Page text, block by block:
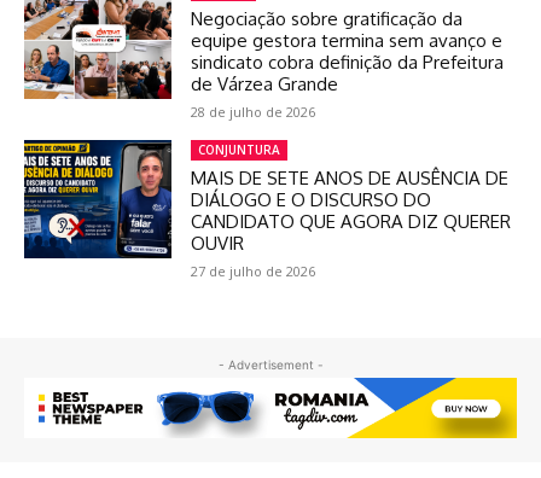
Negociação sobre gratificação da
equipe gestora termina sem avanço e
sindicato cobra definição da Prefeitura
de Várzea Grande
28 de julho de 2026
CONJUNTURA
MAIS DE SETE ANOS DE AUSÊNCIA DE
DIÁLOGO E O DISCURSO DO
CANDIDATO QUE AGORA DIZ QUERER
OUVIR
27 de julho de 2026
- Advertisement -